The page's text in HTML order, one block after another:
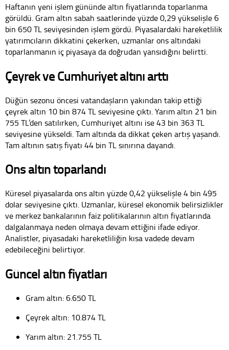
Haftanın yeni işlem gününde altın fiyatlarında toparlanma
görüldü. Gram altın sabah saatlerinde yüzde 0,29 yükselişle 6
bin 650 TL seviyesinden işlem gördü. Piyasalardaki hareketlilik
yatırımcıların dikkatini çekerken, uzmanlar ons altındaki
toparlanmanın iç piyasaya da doğrudan yansıdığını belirtti.
Çeyrek ve Cumhuriyet altını arttı
Düğün sezonu öncesi vatandaşların yakından takip ettiği
çeyrek altın 10 bin 874 TL seviyesine çıktı. Yarım altın 21 bin
755 TL’den satılırken, Cumhuriyet altını ise 43 bin 363 TL
seviyesine yükseldi. Tam altında da dikkat çeken artış yaşandı.
Tam altının satış fiyatı 44 bin TL sınırına dayandı.
Ons altın toparlandı
Küresel piyasalarda ons altın yüzde 0,42 yükselişle 4 bin 495
dolar seviyesine çıktı. Uzmanlar, küresel ekonomik belirsizlikler
ve merkez bankalarının faiz politikalarının altın fiyatlarında
dalgalanmaya neden olmaya devam ettiğini ifade ediyor.
Analistler, piyasadaki hareketliliğin kısa vadede devam
edebileceğini belirtiyor.
Güncel altın fiyatları
Gram altın: 6.650 TL
Çeyrek altın: 10.874 TL
Yarım altın: 21.755 TL